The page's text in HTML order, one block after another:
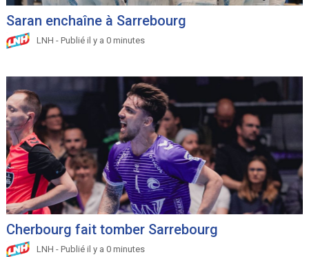
Saran enchaîne à Sarrebourg
LNH - Publié il y a 0 minutes
Cherbourg fait tomber Sarrebourg
LNH - Publié il y a 0 minutes